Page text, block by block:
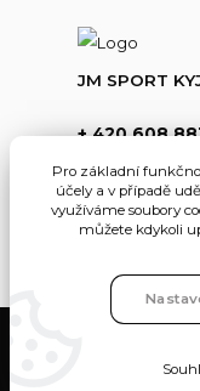
JM SPORT
+ 420 608
Pro základní
účely a v případě
využíváme soubory
můžete kdykoli